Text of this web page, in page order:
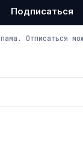
Подписаться
Отписаться